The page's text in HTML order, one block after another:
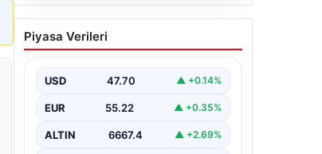
Çanakkale’de böcek
ilaçlaması felakete
annesi yoğun bakımda
Piyasa Verileri
USD 47.70 ▲ +0.14%
EUR 55.22 ▲ +0.35%
ALTIN 6667.4 ▲ +2.69%